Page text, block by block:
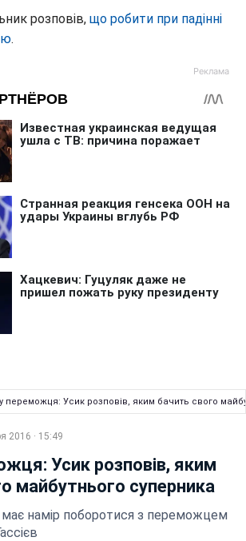
розповів, що робити при падінні
.
переможця: Усик розповів, яким бачить свого
2016 · 15:49
Усик розповів, яким
майбутнього суперника
намір поборотися з переможцем